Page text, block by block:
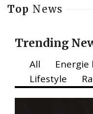
Top News
Trending
All Energie
Lifestyle